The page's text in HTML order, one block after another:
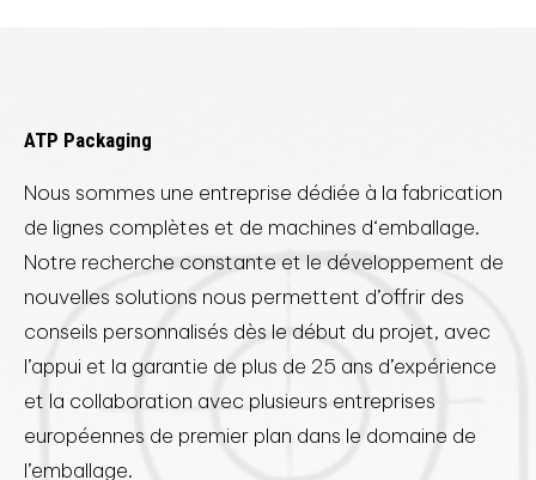
ATP Packaging
Nous sommes une entreprise dédiée à la fabrication
de lignes complètes et de machines d‘emballage.
Notre recherche constante et le développement de
nouvelles solutions nous permettent d’offrir des
conseils personnalisés dès le début du projet, avec
l’appui et la garantie de plus de 25 ans d’expérience
et la collaboration avec plusieurs entreprises
européennes de premier plan dans le domaine de
l’emballage.